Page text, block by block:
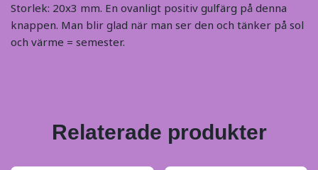
Storlek: 20x3 mm. En ovanligt positiv gulfärg på denna
knappen. Man blir glad när man ser den och tänker på sol
och värme = semester.
Relaterade produkter